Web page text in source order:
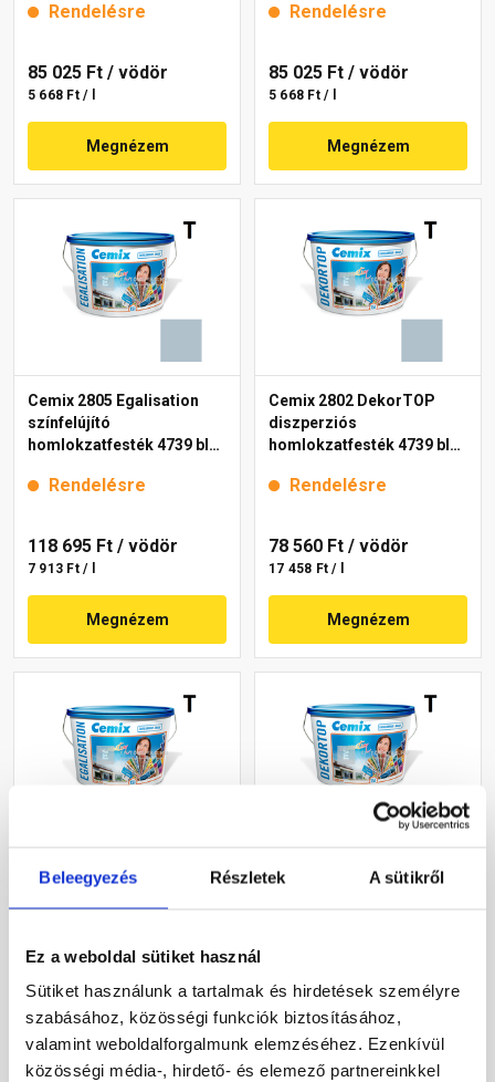
Beleegyezés Részletek A sütikről
Ez a weboldal sütiket használ
Sütiket használunk a tartalmak és hirdetések személyre
szabásához, közösségi funkciók biztosításához,
valamint weboldalforgalmunk elemzéséhez. Ezenkívül
közösségi média-, hirdető- és elemező partnereinkkel
Rendelésre
85 025 Ft / vödör
5 668 Ft / l
Megnézem
Rendelésre
85 025 Ft / vödör
5 668 Ft / l
Megnézem
Cemix 2805 Egalisation
színfelújító
homlokzatfesték 4739 blue
Rendelésre
118 695 Ft / vödör
7 913 Ft / l
Megnézem
Cemix 2802 DekorTOP
diszperziós
homlokzatfesték 4739 blue
Rendelésre
78 560 Ft / vödör
17 458 Ft / l
Megnézem
Cemix 2805 Egalisation
Rendelésre
91 245 Ft/ vödör
6 083 Ft / l
Cemix 2802 DekorTOP
70 415 Ft/ vödör
15 648 Ft / l